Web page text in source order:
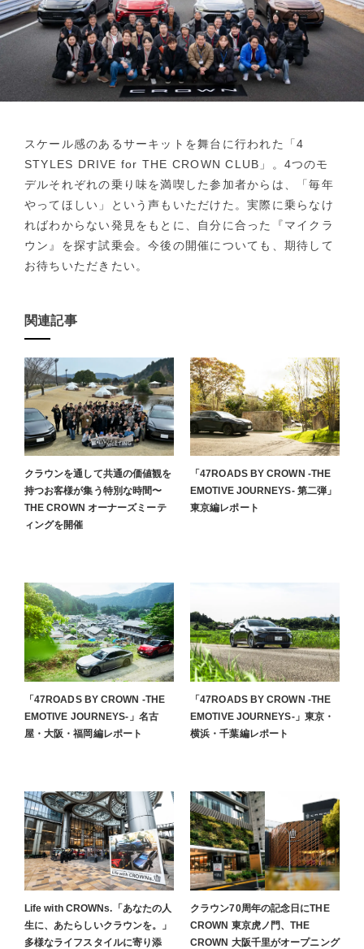
スケール感のあるサーキットを舞台に行われた「4
STYLES DRIVE for THE CROWN CLUB」。4つのモ
デルそれぞれの乗り味を満喫した参加者からは、「毎年
やってほしい」という声もいただけた。実際に乗らなけ
ればわからない発見をもとに、自分に合った『マイクラ
ウン』を探す試乗会。今後の開催についても、期待して
お待ちいただきたい。
関連記事
クラウンを通して共通の価値観を
持つお客様が集う特別な時間〜
THE CROWN オーナーズミーテ
ィングを開催
「47ROADS BY CROWN -THE
EMOTIVE JOURNEYS- 第二弾」
東京編レポート
「47ROADS BY CROWN -THE
EMOTIVE JOURNEYS-」名古
屋・大阪・福岡編レポート
「47ROADS BY CROWN -THE
EMOTIVE JOURNEYS-」東京・
横浜・千葉編レポート
Life with CROWNs.「あなたの人
生に、あたらしいクラウンを。」
多様なライフスタイルに寄り添
クラウン70周年の記念日にTHE
CROWN 東京虎ノ門、THE
CROWN 大阪千里がオープニング